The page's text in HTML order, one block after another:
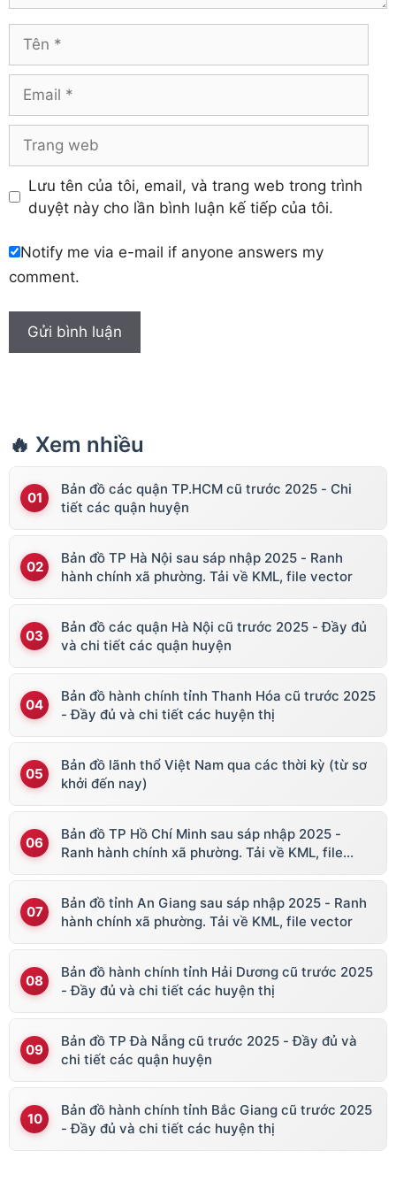
Hậu Giang
Hưng Yên
Khánh Hòa
Vĩnh Phúc
web
Lưu tên của tôi, email, và trang web trong trình
duyệt này cho lần bình luận kế tiếp của tôi.
Notify me via e-mail if anyone answers my
comment.
🔥 Xem nhiều
Bản đồ các quận TP.HCM cũ trước 2025 - Chi
tiết các quận huyện
Bản đồ TP Hà Nội sau sáp nhập 2025 - Ranh
hành chính xã phường. Tải về KML, file vector
Bản đồ các quận Hà Nội cũ trước 2025 - Đầy đủ
và chi tiết các quận huyện
Bản đồ hành chính tỉnh Thanh Hóa cũ trước 2025
- Đầy đủ và chi tiết các huyện thị
Bản đồ lãnh thổ Việt Nam qua các thời kỳ (từ sơ
khởi đến nay)
Bản đồ TP Hồ Chí Minh sau sáp nhập 2025 -
Ranh hành chính xã phường. Tải về KML, file
Bản đồ tỉnh An Giang sau sáp nhập 2025 - Ranh
hành chính xã phường. Tải về KML, file vector
Bản đồ hành chính tỉnh Hải Dương cũ trước 2025
- Đầy đủ và chi tiết các huyện thị
Bản đồ TP Đà Nẵng cũ trước 2025 - Đầy đủ và
chi tiết các quận huyện
Bản đồ hành chính tỉnh Bắc Giang cũ trước 2025
- Đầy đủ và chi tiết các huyện thị